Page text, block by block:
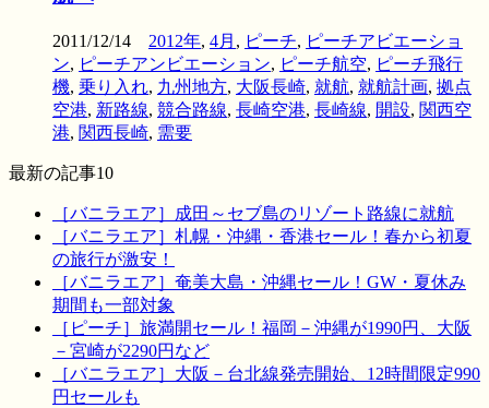
2011/12/14 2012年, 4月 , ピーチ, ピーチアビエーショ
ン, ピーチアンビエーション, ピーチ航空, ピーチ飛行
機, 乗り入れ, 九州地方, 大阪長崎, 就航, 就航計画, 拠点
空港, 新路線, 競合路線, 長崎空港, 長崎線, 開設, 関西空
港, 関西長崎, 需要
最新の記事10
［バニラエア］成田～セブ島のリゾート路線に就航
［バニラエア］札幌・沖縄・香港セール！春から初夏
の旅行が激安！
［バニラエア］奄美大島・沖縄セール！GW・夏休み
期間も一部対象
［ピーチ］旅満開セール！福岡－沖縄が1990円、大阪
－宮崎が2290円など
［バニラエア］大阪－台北線発売開始、12時間限定990
円セールも